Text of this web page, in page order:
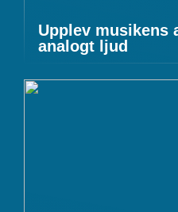
Upplev musikens
analogt ljud